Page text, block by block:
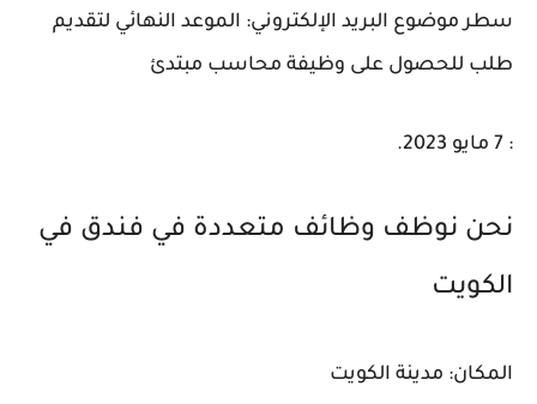
سطر موضوع البريد الإلكتروني: الموعد النهائي لتقديم
طلب للحصول على وظيفة محاسب مبتدئ
: 7 مايو 2023.
نحن نوظف وظائف متعددة في فندق في
الكويت
المكان: مدينة الكويت